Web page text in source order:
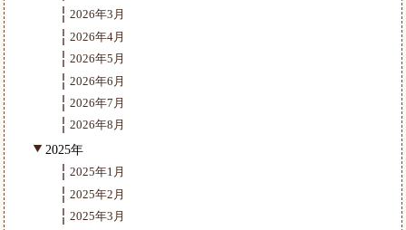
2026年3月
2026年4月
2026年5月
2026年6月
2026年7月
2026年8月
2025年
2025年1月
2025年2月
2025年3月